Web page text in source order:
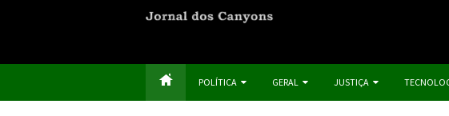
POLÍTICA GERAL JUSTIÇA